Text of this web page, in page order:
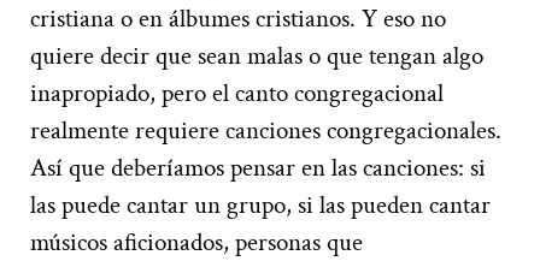
cristiana o en álbumes cristianos. Y eso no
quiere decir que sean malas o que tengan algo
inapropiado, pero el canto congregacional
realmente requiere canciones congregacionales.
Así que deberíamos pensar en las canciones: si
las puede cantar un grupo, si las pueden cantar
músicos aficionados, personas que